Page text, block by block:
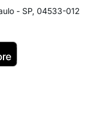
- SP, 04533-012